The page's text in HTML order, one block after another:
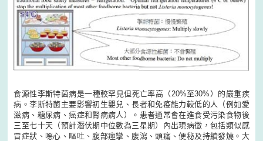
食源性李斯特菌病是一種較罕見但死亡率高（20%至30%）的嚴重疾
病。李斯特菌主要影響初生嬰兒、長者和免疫能力較低的人（例如愛
滋病、糖尿病、癌症和腎病病人）。患者通常會在進食受污染食物後
三至七十天（預計潛伏期中位數為三星期）內出現病徵，包括類似感
冒症狀、噁心、嘔吐、腹部痙攣、腹瀉、頭痛、便秘及持續發燒。大